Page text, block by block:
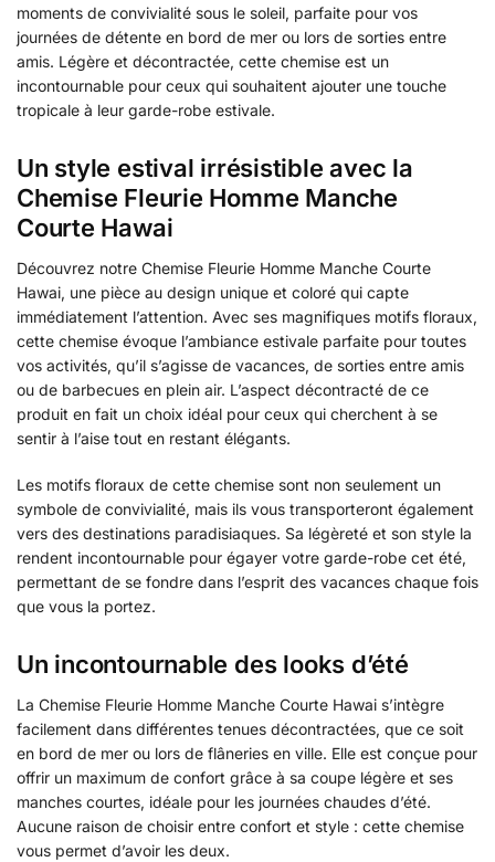
moments de convivialité sous le soleil, parfaite pour vos
journées de détente en bord de mer ou lors de sorties entre
amis. Légère et décontractée, cette chemise est un
incontournable pour ceux qui souhaitent ajouter une touche
tropicale à leur garde-robe estivale.
Un style estival irrésistible avec la
Chemise Fleurie Homme Manche
Courte Hawai
Découvrez notre Chemise Fleurie Homme Manche Courte
Hawai, une pièce au design unique et coloré qui capte
immédiatement l’attention. Avec ses magnifiques motifs floraux,
cette chemise évoque l’ambiance estivale parfaite pour toutes
vos activités, qu’il s’agisse de vacances, de sorties entre amis
ou de barbecues en plein air. L’aspect décontracté de ce
produit en fait un choix idéal pour ceux qui cherchent à se
sentir à l’aise tout en restant élégants.
Les motifs floraux de cette chemise sont non seulement un
symbole de convivialité, mais ils vous transporteront également
vers des destinations paradisiaques. Sa légèreté et son style la
rendent incontournable pour égayer votre garde-robe cet été,
permettant de se fondre dans l’esprit des vacances chaque fois
que vous la portez.
Un incontournable des looks d’été
La Chemise Fleurie Homme Manche Courte Hawai s’intègre
facilement dans différentes tenues décontractées, que ce soit
en bord de mer ou lors de flâneries en ville. Elle est conçue pour
offrir un maximum de confort grâce à sa coupe légère et ses
manches courtes, idéale pour les journées chaudes d’été.
Aucune raison de choisir entre confort et style : cette chemise
vous permet d’avoir les deux.